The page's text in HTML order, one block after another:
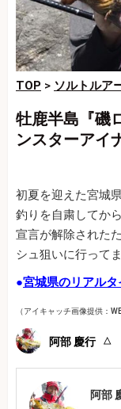
TOP > ソルトルア
牡鹿半島『磯
ンスターアイ
初夏を迎えた宮城
釣りを自粛してか
宣言が解除された
シュ狙いに行って
●宮城県のリアル
（アイキャッチ画像提供：
阿部 慶行
阿部